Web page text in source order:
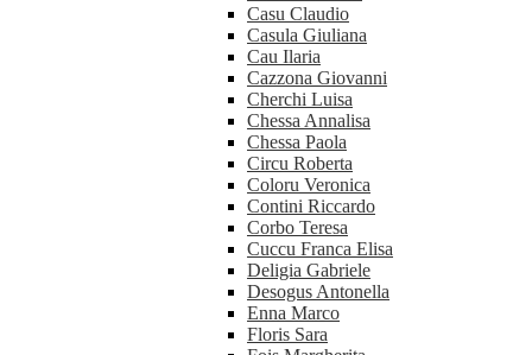
Casu Claudio
Casula Giuliana
Cau Ilaria
Cazzona Giovanni
Cherchi Luisa
Chessa Annalisa
Chessa Paola
Circu Roberta
Coloru Veronica
Contini Riccardo
Corbo Teresa
Cuccu Franca Elisa
Deligia Gabriele
Desogus Antonella
Enna Marco
Floris Sara